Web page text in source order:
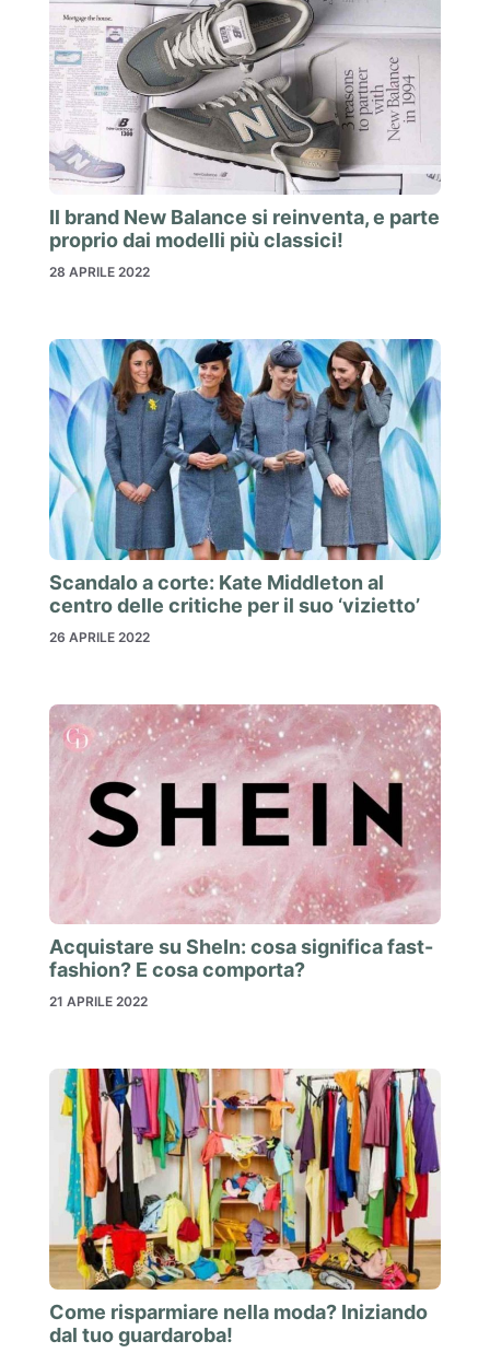
Il brand New Balance si reinventa, e parte
proprio dai modelli più classici!
28 APRILE 2022
Scandalo a corte: Kate Middleton al
centro delle critiche per il suo ‘vizietto’
26 APRILE 2022
Acquistare su SheIn: cosa significa fast-
fashion? E cosa comporta?
21 APRILE 2022
Come risparmiare nella moda? Iniziando
dal tuo guardaroba!